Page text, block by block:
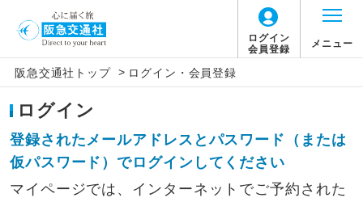
ログイン
会員登録
メニュー
阪急交通社トップ > ログイン・会員登録
ログイン
登録されたメールアドレスとパスワード（または
仮パスワード）でログインしてください
マイページでは、インターネットでご予約された